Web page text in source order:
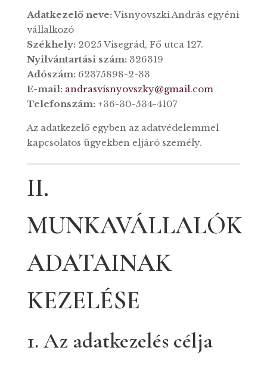
Adatkezelő neve:Visnyovszki András egyéni
vállalkozó
Székhely:2025 Visegrád, Fő utca 127.
Nyilvántartási szám:326319
Adószám:62375898-2-33
E-mail: andrasvisnyovszky@gmail.com
Telefonszám:+36-30-534-4107
Az adatkezelő egyben az adatvédelemmel
kapcsolatos ügyekben eljáró személy.
II.
MUNKAVÁLLALÓK
ADATAINAK
KEZELÉSE
1. Az adatkezelés célja